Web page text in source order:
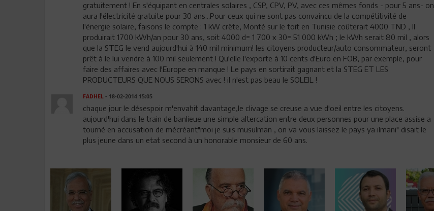
gratuitement ! En s'équipant en centrales solaires , CSP, CPV, PV, avec ces mêmes fonds - pour 5 ans- on
aura l'électricité gratuite pour 30 ans...Pour ceux qui ne sont pas convaincu de la compétitivité de
l'énergie solaire, faisons le compte : 1 kW crête, Monté sur le toit en Tunisie coûterait 4000 TND , Il
produirait 1700 kWh/an pour 30 ans, soit 4000 d= 1 700 x 30= 51 000 kWh ; le kWh serait 80 mil , alors
que la STEG le vend aujourd'hui à 140 mil minimum! les citoyens producteur/auto consommateur, seront
prêt à le lui vendre à 100 mil seulement ! Qu'elle l'exporte à 10 cents d'Euro en FOB, par exemple, pour
faire des affaires avec l'Europe en manque ! Le pays en sortirait gagnant et la STEG ET LES
PRODUCTEURS QUE NOUS SERONS avec ! il n'est pas beau le SOLEIL !
FADHEL- 18-02-2014 15:05
chaque jour le désespoir m'envahit davantage,le clivage se creuse a vue d'oeil entre les citoyens.
aujourd'hui dans le train de banlieue une simple altercation entre deux personnes pour une place assise a
tourné en accusation de mécréant"moi je suis musulman , on va vous laissez le pays ya ilmani" disait le
plus jeune dans un etat second à un honorable monsieur de 60 ans.